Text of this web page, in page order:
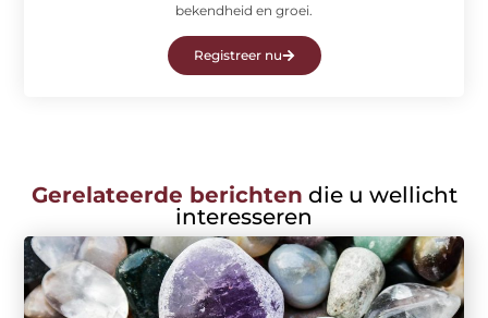
bekendheid en groei.
Registreer nu
Gerelateerde berichten die u wellicht
interesseren